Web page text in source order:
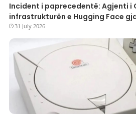
Incident i paprecedentë: Agjenti i
infrastrukturën e Hugging Face
31 July 2026